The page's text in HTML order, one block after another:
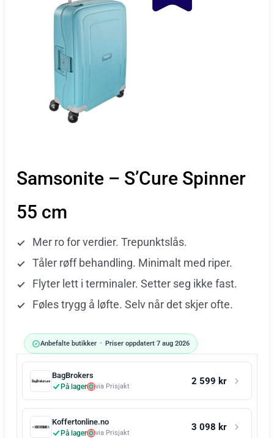
Samsonite – S’Cure Spinner
55 cm
Mer ro for verdier. Trepunktslås.
Tåler røff behandling. Minimalt med riper.
Flyter lett i terminaler. Setter seg ikke fast.
Føles trygg å løfte. Selv når det skjer ofte.
Anbefalte butikker • Priser oppdatert 7 aug 2026
BagBrokers
På lager via Prisjakt 2 599 kr
Koffertonline.no
På lager via Prisjakt 3 098 kr